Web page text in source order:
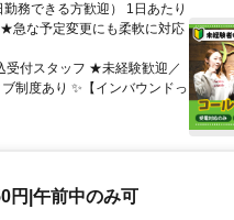
コンビニもあって便利！
務できる方歓迎） 1日あたり
急な予定変更にも柔軟に対応
受付スタッフ ★未経験歓迎／
制度あり ✨【インバウンドっ
円|午前中のみ可